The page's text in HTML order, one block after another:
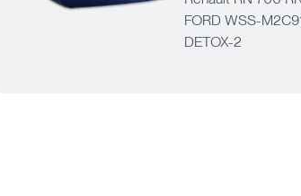
FORD WSS-
DETOX-2